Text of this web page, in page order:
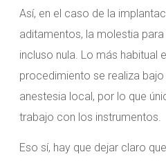
Así, en el caso de la
aditamentos, la molestia
incluso nula. Lo más habitual
procedimiento se realiza
anestesia local, por lo que
trabajo con los instrumentos.
Eso sí, hay que dejar claro